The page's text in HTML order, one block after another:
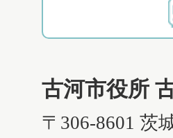
古河市役所
〒306-8601 茨